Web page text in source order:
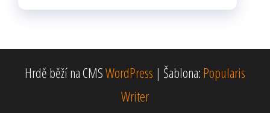
Hrdě běží na CMSWordPress | Šablona: Popularis
Writer